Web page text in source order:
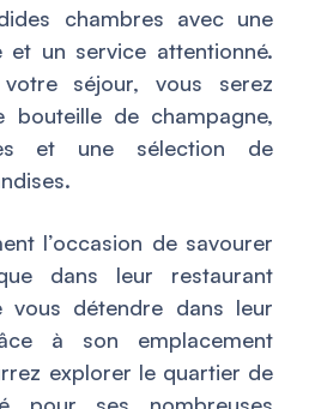
chambres avec une
et un service attentionné.
séjour, vous serez
bouteille de champagne,
et une sélection de
l’occasion de savourer
dans leur restaurant
vous détendre dans leur
à son emplacement
explorer le quartier de